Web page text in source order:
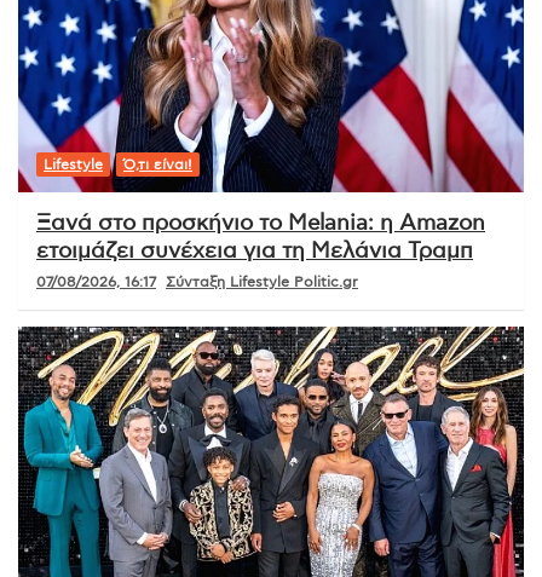
Lifestyle Ό,τι είναι!
Ξανά στο προσκήνιο το Melania: η Amazon
ετοιμάζει συνέχεια για τη Μελάνια Τραμπ
07/08/2026, 16:17 Σύνταξη Lifestyle Politic.gr